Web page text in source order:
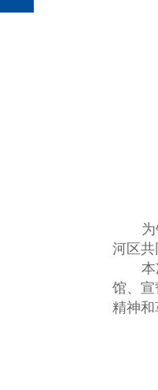
河区共
馆、
精神和